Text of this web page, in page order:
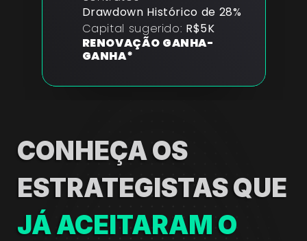
Drawdown Histórico de 28%
Capital sugerido: R$5K
RENOVAÇÃO GANHA-
GANHA*
CONHEÇA OS
JÁ ACEITARAM O